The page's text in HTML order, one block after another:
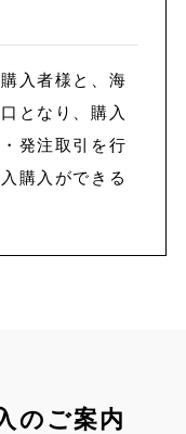
入者様と、海
となり、購入
発注取引を行
購入ができる
のご案内